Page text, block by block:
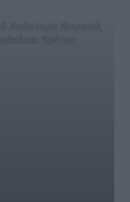
Ανάκτορο Κνωσού,
Κρήτης